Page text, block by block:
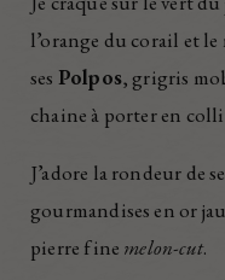
l’orange du corail et
ses Polpos, grigris
chaine à porter en
J’adore la rondeur de
gourmandises en or
pierre fine melon-cut.